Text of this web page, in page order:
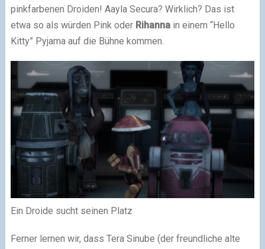
pinkfarbenen Droiden! Aayla Secura? Wirklich? Das ist
etwa so als würden Pink oder Rihannain einem “Hello
Kitty” Pyjama auf die Bühne kommen.
Ein Droide sucht seinen Platz
Ferner lernen wir, dass Tera Sinube (der freundliche alte